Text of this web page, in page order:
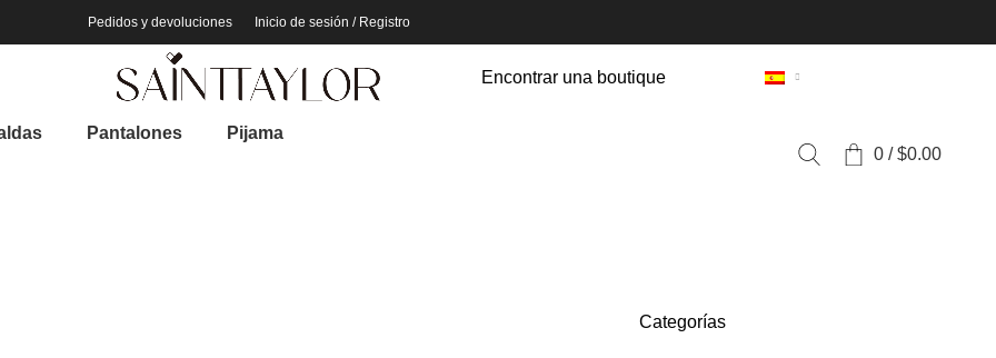
Pedidos y devoluciones Inicio de sesión / Registro
Encontrar una boutique
Pantalones
Pijama
0/ $0.00
Categorías